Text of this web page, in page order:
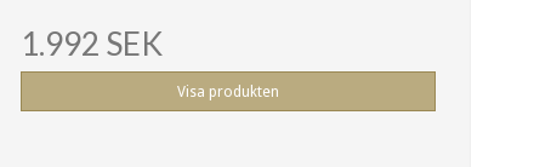
1.992 SEK
Visa produkten